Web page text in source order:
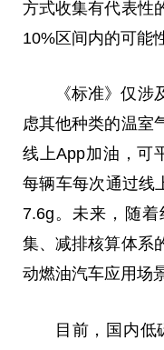
方式收集有代表性
10%区间内的可能
《标准》仅
虑其他种类的温室
线上App加油，可
每辆车每次通过线
7.6g。未来，随
集、减排核算体系
动燃油汽车应用场
目前，国内低